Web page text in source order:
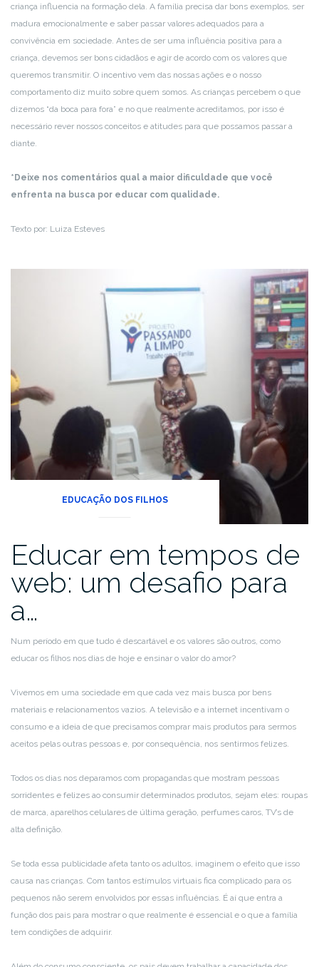
criança influencia na formação dela. A família precisa dar bons exemplos, ser
madura emocionalmente e saber passar valores adequados para a
convivência em sociedade. Antes de ser uma influência positiva para a
criança, devemos ser bons cidadãos e agir de acordo com os valores que
queremos transmitir. O incentivo vem das nossas ações e o nosso
comportamento diz muito sobre quem somos. As crianças percebem o que
dizemos “da boca para fora” e no que realmente acreditamos, por isso é
necessário rever nossos conceitos e atitudes para que possamos passar a
diante.
*Deixe nos comentários qual a maior dificuldade que você
enfrenta na busca por educar com qualidade.
Texto por: Luiza Esteves
EDUCAÇÃO DOS FILHOS
Educar em tempos de
web: um desafio para
a…
Num período em que tudo é descartável e os valores são outros, como
educar os filhos nos dias de hoje e ensinar o valor do amor?
Vivemos em uma sociedade em que cada vez mais busca por bens
materiais e relacionamentos vazios. A televisão e a internet incentivam o
consumo e a ideia de que precisamos comprar mais produtos para sermos
aceitos pelas outras pessoas e, por consequência, nos sentirmos felizes.
Todos os dias nos deparamos com propagandas que mostram pessoas
sorridentes e felizes ao consumir determinados produtos, sejam eles: roupas
de marca, aparelhos celulares de última geração, perfumes caros, TV’s de
alta definição.
Se toda essa publicidade afeta tanto os adultos, imaginem o efeito que isso
causa nas crianças. Com tantos estímulos virtuais fica complicado para os
pequenos não serem envolvidos por essas influências. É aí que entra a
função dos pais para mostrar o que realmente é essencial e o que a família
tem condições de adquirir.